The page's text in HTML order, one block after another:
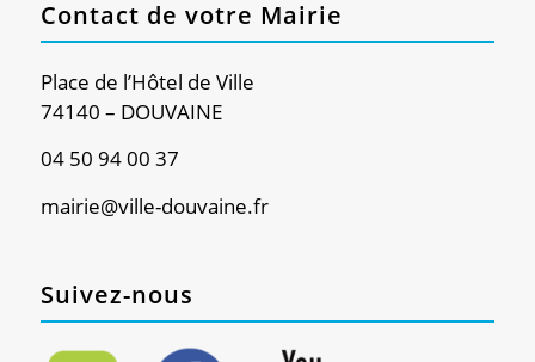
Contact de votre Mairie
Place de l’Hôtel de Ville
74140 – DOUVAINE
04 50 94 00 37
mairie@ville-douvaine.fr
Suivez-nous